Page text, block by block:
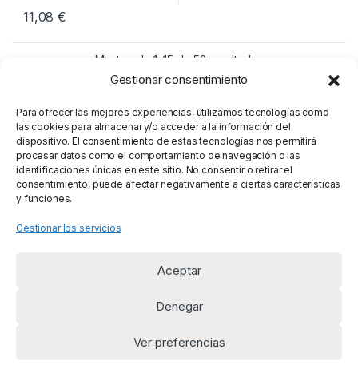
Gestionar consentimiento
Para ofrecer las mejores experiencias, utilizamos tecnologías como
las cookies para almacenar y/o acceder a la información del
dispositivo. El consentimiento de estas tecnologías nos permitirá
procesar datos como el comportamiento de navegación o las
identificaciones únicas en este sitio. No consentir o retirar el
consentimiento, puede afectar negativamente a ciertas características
y funciones.
Gestionar los servicios
Aceptar
Denegar
Ver preferencias
11,08€
Mostrando 1–15 de 52 resultados
¿Alguna duda? Llámanos